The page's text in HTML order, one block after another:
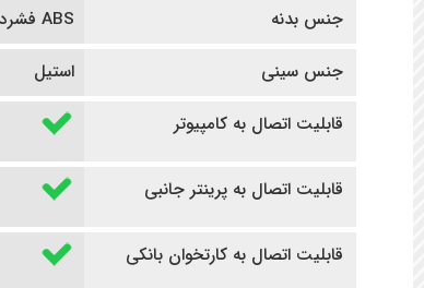
جنس بدنه
ABS فشرده
جنس سینی
استیل
قابلیت اتصال به کامپیوتر
قابلیت اتصال به پرینتر جانبی
قابلیت اتصال به کارتخوان بانکی